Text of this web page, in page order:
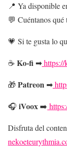
📍 Ya disponible
💬 Cuéntanos
💗 Si te gusta lo
☕ Ko-fi ➡
🎁 Patreon ➡
🎧 iVoox➡️
Disfruta del